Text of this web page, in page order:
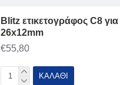
Blitz ετικετογράφος C8 για
26x12mm
€55,80
ΚΑΛΆΘΙ